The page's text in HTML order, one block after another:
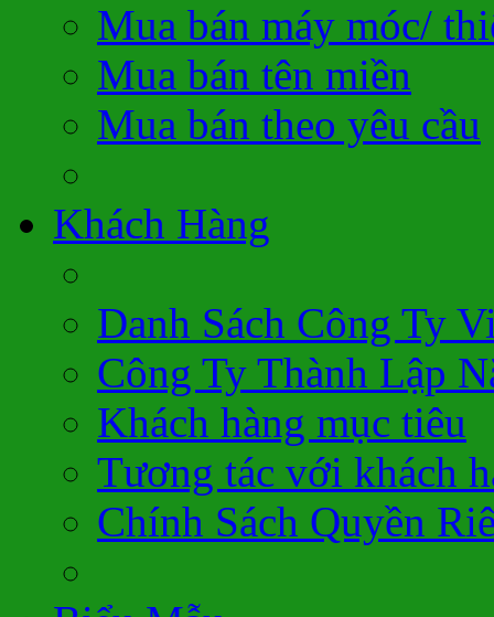
Mua bán máy móc/
Mua bán tên miền
Mua bán theo yêu cầu
Khách Hàng
Danh Sách Công Ty
Công Ty Thành Lập
Khách hàng mục tiêu
Tương tác với khách
Chính Sách Quyền